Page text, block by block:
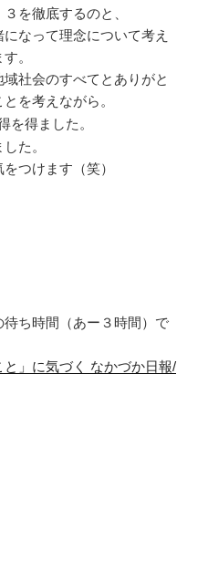
を徹底するのと、
なって理念について考え
。
社会のすべてとありがと
を考えながら。
を得ました。
た。
つけます（笑）
ち時間（あー３時間）で
」に気づく なかづか日報/